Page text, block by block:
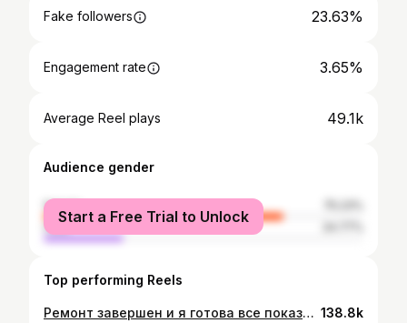
Fake followers 23.63%
Engagement rate 3.65%
Average Reel plays 49.1k
Audience gender
female
male
Start a Free Trial to Unlock
Top performing Reels
Ремонт завершен и я готова все показывать и рассказывать. Волнительно! Сложный конструктив, бесконечные муки выбора, а где-то и легкость в принятии решений. Вообщем, ремонтные качели позади, теперь - только уютизация Эмоций выше крыши моего чердака Радуюсь выбору каждого оттенка и каждого материала Радуюсь что боялась, а все получилось Радуюсь тому, что умею вот так взять и из бетона сделать дом ✨ 138.8k